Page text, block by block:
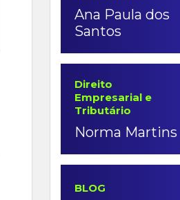
Ana Paula dos
Santos
Direito
Empresarial e
Tributário
Norma Martins
BLOG